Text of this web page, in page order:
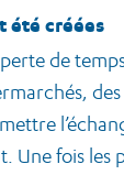
été créées
de
Une fois les